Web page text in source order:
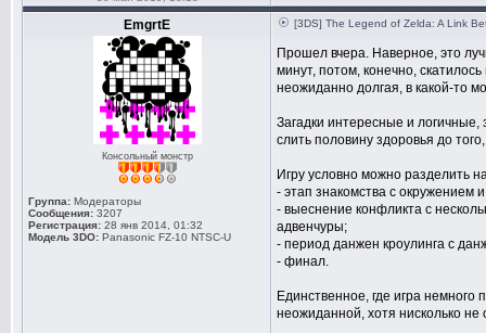
EmgrtE
Консольный монстр
Группа: Модераторы
Сообщения: 3207
Регистрация: 28 янв 2014, 01:32
Модель 3DO: Panasonic FZ-10 NTSC-U
[3DS] The Legend of Zelda: A Link
Прошел вчера. Наверное, это
минут, потом, конечно,
неожиданно долгая, в какой-то
Загадки интересные и
слить половину здоровья до
Игру условно можно разделить
- этап знакомства с окружением
- выеснение конфликта с
адвенчуры;
- период данжен кроулинга с
- финал.
Единственное, где игра
неожиданной, хотя нисколько не